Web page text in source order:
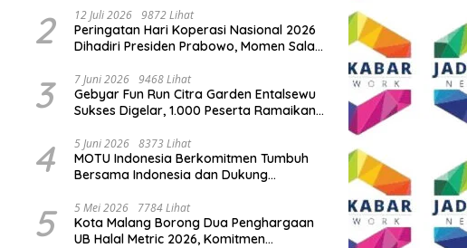
Indonesia
2 12 Juli 2026 9872 Lihat
Peringatan Hari Koperasi Nasional 2026
Dihadiri Presiden Prabowo, Momen Salam
3 7 Juni 2026 9468 Lihat
Gebyar Fun Run Citra Garden Entalsewu
Sukses Digelar, 1.000 Peserta Ramaikan
4 5 Juni 2026 8373 Lihat
MOTU Indonesia Berkomitmen Tumbuh
Bersama Indonesia dan Dukung
5 5 Mei 2026 7784 Lihat
Kota Malang Borong Dua Penghargaan
UB Halal Metric 2026, Komitmen